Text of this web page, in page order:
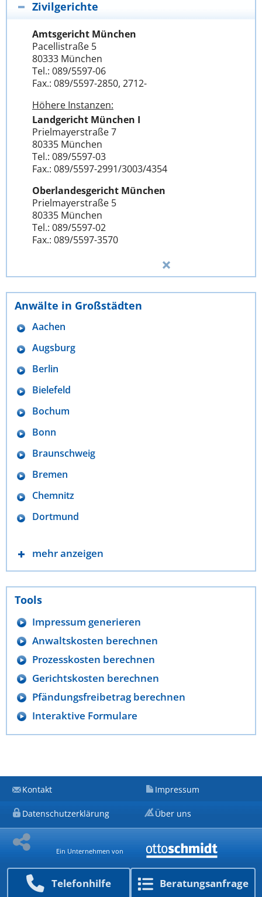
Telefon­hilfe Beratungs­anfrage
Zivilgerichte
Amtsgericht München
Pacellistraße 5
80333 München
Tel.: 089/5597-06
Fax.: 089/5597-2850, 2712-
Höhere Instanzen:
Landgericht München I
Prielmayerstraße 7
80335 München
Tel.: 089/5597-03
Fax.: 089/5597-2991/3003/4354
Oberlandesgericht München
Prielmayerstraße 5
80335 München
Tel.: 089/5597-02
Fax.: 089/5597-3570
Anwälte in Großstädten
Aachen
Augsburg
Berlin
Bielefeld
Bochum
Bonn
Braunschweig
Bremen
Chemnitz
Dortmund
mehr anzeigen
Tools
Impressum generieren
Anwaltskosten berechnen
Prozesskosten berechnen
Gerichtskosten berechnen
Pfändungsfreibetrag berechnen
Interaktive Formulare
Kontakt Impressum
Datenschutzerklärung Über uns
Ein Unternehmen von